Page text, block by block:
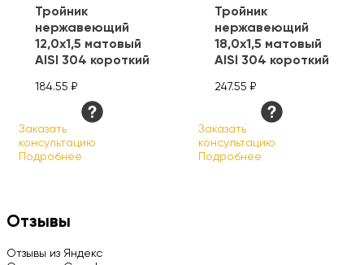
Тройник
нержавеющий
12,0х1,5 матовый
AISI 304 короткий
184.55 ₽
Заказать
консультацию
Подробнее
Тройник
нержавеющий
18,0х1,5 матовый
AISI 304 короткий
247.55 ₽
Заказать
консультацию
Подробнее
Отзывы
Отзывы из Яндекс